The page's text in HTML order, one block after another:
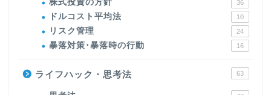
株式投資の方針 36
ドルコスト平均法 10
リスク管理 24
暴落対策･暴落時の行動 16
ライフハック・思考法 63